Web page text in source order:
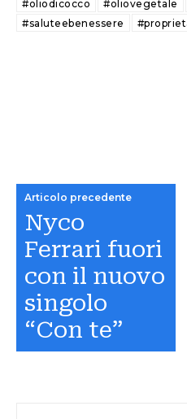
#oliodicocco
#oliovegetale
#saluteebenessere
Articolo precedente
Nyco
Ferrari fuori
con il nuovo
singolo
“Con te”